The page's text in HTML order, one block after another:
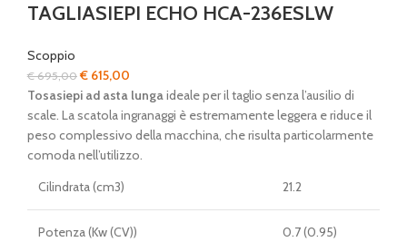
TAGLIASIEPI ECHO HCA-236ESLW
Scoppio
€695,00Il
prezzo
originale
era:
€ 695,00.
€ 615,00
prezzo
attuale
è:
€ 615,00.
Tosasiepi ad asta lungaideale per il taglio senza l’ausilio di
scale. La scatola ingranaggi è estremamente leggera e riduce il
peso complessivo della macchina, che risulta particolarmente
comoda nell’utilizzo.
Cilindrata (cm3)
21.2
Potenza (Kw (CV)) 0.7 (0.95)